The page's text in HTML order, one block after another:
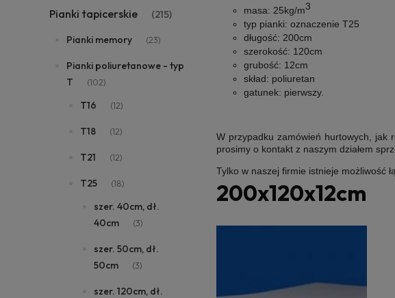
Pianki tapicerskie (215)
Pianki memory (23)
Pianki poliuretanowe - typ
T
(102)
T16 (12)
T18 (12)
T21 (12)
T25 (18)
szer. 40cm, dł.
40cm
(3)
szer. 50cm, dł.
50cm
(3)
szer. 120cm, dł.
masa: 25kg/m3
typ pianki: oznaczenie T25
długość: 200cm
szerokość: 120cm
grubość: 12cm
skład: poliuretan
gatunek: pierwszy.
W przypadku zamówień hurtowych, jak
prosimy o kontakt z naszym działem
Tylko w naszej firmie istnieje możliwość
200x120x12cm